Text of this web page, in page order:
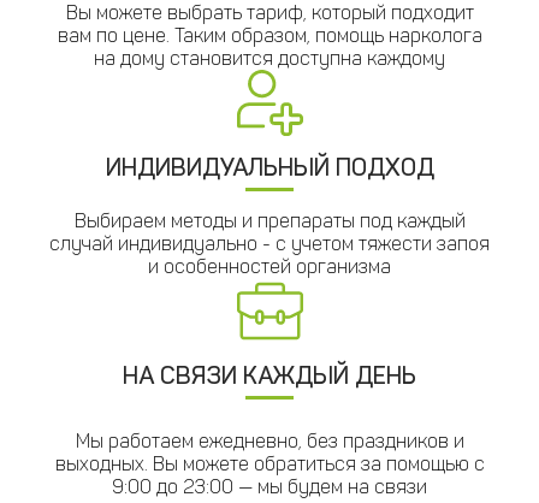
Вы можете выбрать тариф, который подходит
вам по цене. Таким образом, помощь нарколога
на дому становится доступна каждому
ИНДИВИДУАЛЬНЫЙ ПОДХОД
Выбираем методы и препараты под каждый
случай индивидуально - с учетом тяжести запоя
и особенностей организма
НА СВЯЗИ КАЖДЫЙ ДЕНЬ
Мы работаем ежедневно, без праздников и
выходных. Вы можете обратиться за помощью с
9:00 до 23:00 — мы будем на связи